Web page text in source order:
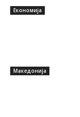
Економија
Македонија